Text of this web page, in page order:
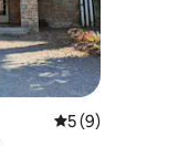
Prosječna
5 (9)